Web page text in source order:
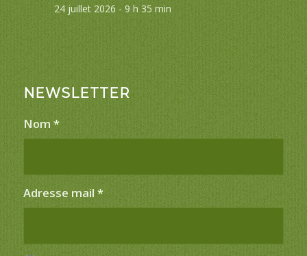
24 juillet 2026 - 9 h 35 min
NEWSLETTER
Nom *
Adresse mail *